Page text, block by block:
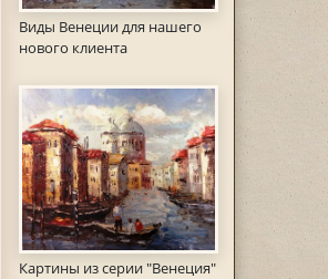
Виды Венеции для нашего
нового клиента
Картины из серии "Венеция"